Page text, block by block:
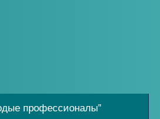
профессионалы”